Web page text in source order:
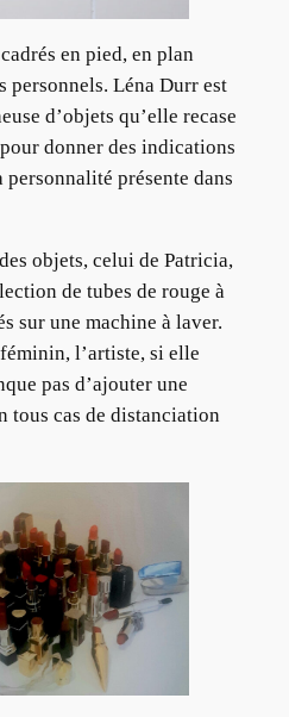
en pied, en plan
personnels. Léna Durr est
d’objets qu’elle recase
donner des indications
présente dans
objets, celui de Patricia,
de tubes de rouge à
sur une machine à laver.
l’artiste, si elle
pas d’ajouter une
tous cas de distanciation